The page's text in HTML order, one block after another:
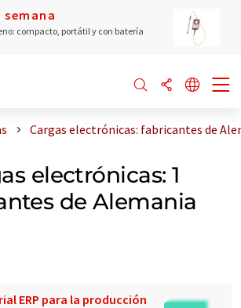
compacto, portátil y con batería
Cargas electrónicas: fabricantes de
electrónicas: 1
de Alemania
ERP para la producción